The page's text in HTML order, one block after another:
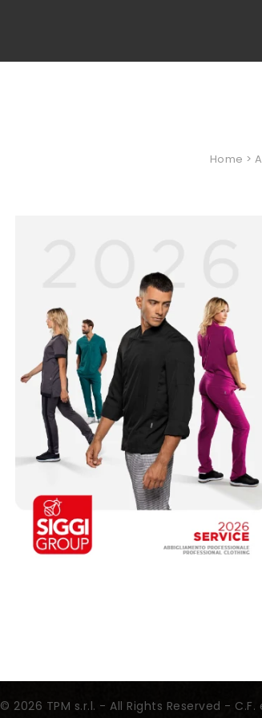
Home >
© 2026 TPM s.r.l. - All Rights Reserved - C.F.